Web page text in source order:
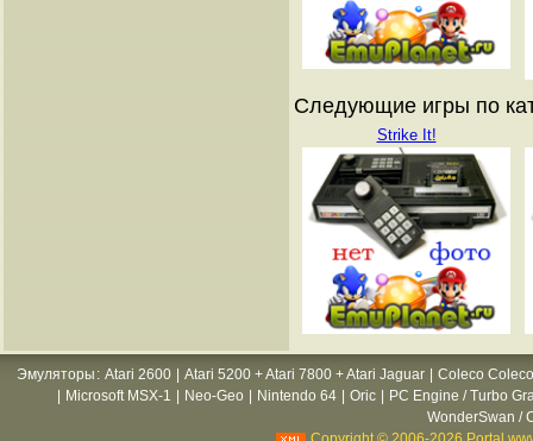
Следующие игры по
Strike It!
Эмуляторы : Atari 2600 Atari 5200 + Atari 7800 + Atari Jaguar
Coleco
Microsoft MSX-1 Neo-Geo Nintendo 64 Oric
PC Engine / Turbo
WonderSwan /